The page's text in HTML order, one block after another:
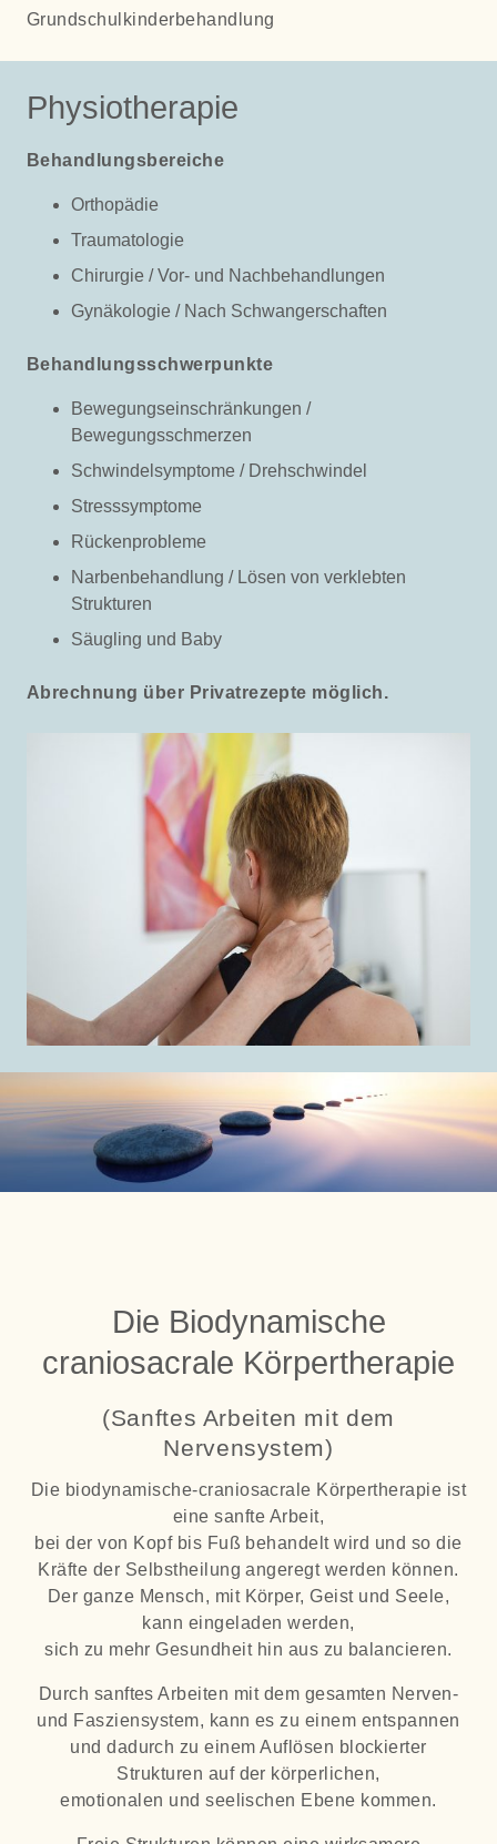
Grundschulkinderbehandlung
Physiotherapie
Behandlungsbereiche
Orthopädie
Traumatologie
Chirurgie / Vor- und Nachbehandlungen
Gynäkologie / Nach Schwangerschaften
Behandlungsschwerpunkte
Bewegungseinschränkungen /
Bewegungsschmerzen
Schwindelsymptome / Drehschwindel
Stresssymptome
Rückenprobleme
Narbenbehandlung / Lösen von verklebten
Strukturen
Säugling und Baby
Abrechnung über Privatrezepte möglich.
Die Biodynamische
craniosacrale Körpertherapie
(Sanftes Arbeiten mit dem
Nervensystem)
Die biodynamische-craniosacrale Körpertherapie ist
eine sanfte Arbeit,
bei der von Kopf bis Fuß behandelt wird und so die
Kräfte der Selbstheilung angeregt werden können.
Der ganze Mensch, mit Körper, Geist und Seele,
kann eingeladen werden,
sich zu mehr Gesundheit hin aus zu balancieren.
Durch sanftes Arbeiten mit dem gesamten Nerven-
und Fasziensystem, kann es zu einem entspannen
und dadurch zu einem Auflösen blockierter
Strukturen auf der körperlichen,
emotionalen und seelischen Ebene kommen.